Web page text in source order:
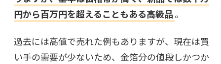
円から百万円を超えることもある高級品。
過去には高値で売れた例もありますが、現在は買
い手の需要が少ないため、金箔分の値段しかつか